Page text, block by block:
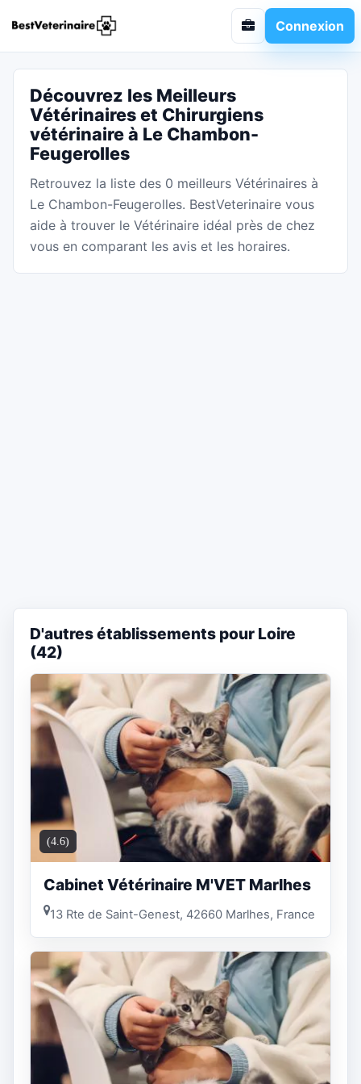
Connexion
Découvrez les Meilleurs
Vétérinaires et Chirurgiens
vétérinaire à Le Chambon-
Feugerolles
Retrouvez la liste des 0 meilleurs Vétérinaires à
Le Chambon-Feugerolles. BestVeterinaire vous
aide à trouver le Vétérinaire idéal près de chez
vous en comparant les avis et les horaires.
D'autres établissements pour Loire
(42)
(4.6)
Cabinet Vétérinaire M'VET Marlhes
13 Rte de Saint-Genest, 42660 Marlhes, France